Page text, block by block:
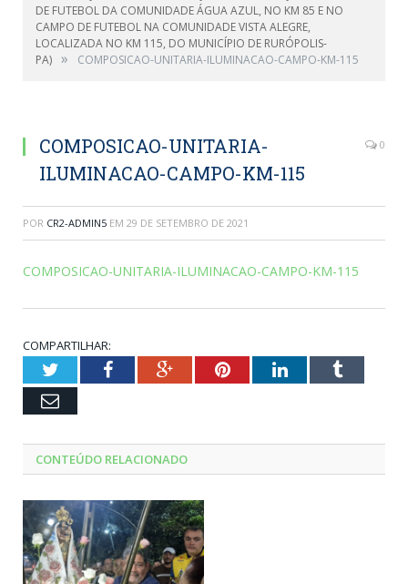
DE FUTEBOL DA COMUNIDADE ÁGUA AZUL, NO KM 85 E NO
CAMPO DE FUTEBOL NA COMUNIDADE VISTA ALEGRE,
LOCALIZADA NO KM 115, DO MUNICÍPIO DE RURÓPOLIS-
PA) » COMPOSICAO-UNITARIA-ILUMINACAO-CAMPO-KM-115
COMPOSICAO-UNITARIA-
ILUMINACAO-CAMPO-KM-115
0
POR CR2-ADMIN5 EM 29 DE SETEMBRO DE 2021
COMPOSICAO-UNITARIA-ILUMINACAO-CAMPO-KM-115
COMPARTILHAR:
TwitterFacebookGoogle+PinterestLinkedInTumblr
Email
CONTEÚDO RELACIONADO